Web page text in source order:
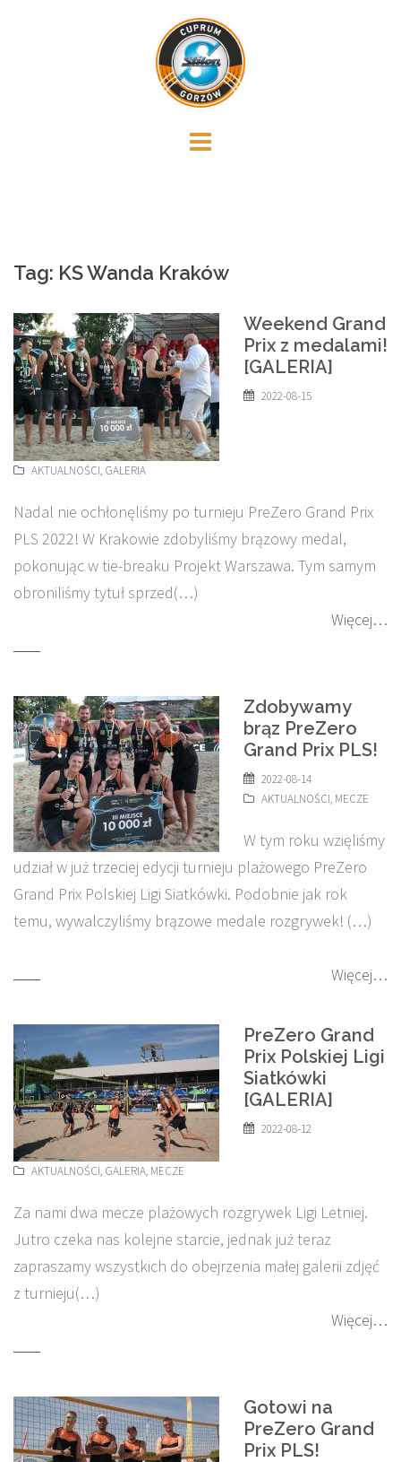
Tag: KS Wanda Kraków
Weekend Grand
Prix z medalami!
[GALERIA]
2022-08-15
AKTUALNOŚCI, GALERIA
Nadal nie ochłonęliśmy po turnieju PreZero Grand Prix
PLS 2022! W Krakowie zdobyliśmy brązowy medal,
pokonując w tie-breaku Projekt Warszawa. Tym samym
obroniliśmy tytuł sprzed(…)
Więcej…
Zdobywamy
brąz PreZero
Grand Prix PLS!
2022-08-14
AKTUALNOŚCI, MECZE
W tym roku wzięliśmy
udział w już trzeciej edycji turnieju plażowego PreZero
Grand Prix Polskiej Ligi Siatkówki. Podobnie jak rok
temu, wywalczyliśmy brązowe medale rozgrywek! (…)
Więcej…
PreZero Grand
Prix Polskiej Ligi
Siatkówki
[GALERIA]
2022-08-12
AKTUALNOŚCI, GALERIA, MECZE
Za nami dwa mecze plażowych rozgrywek Ligi Letniej.
Jutro czeka nas kolejne starcie, jednak już teraz
zapraszamy wszystkich do obejrzenia małej galerii zdjęć
z turnieju(…)
Więcej…
Gotowi na
PreZero Grand
Prix PLS!